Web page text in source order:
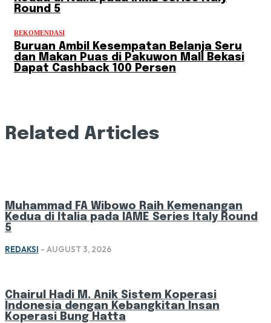
Round 5
REKOMENDASI
Buruan Ambil Kesempatan Belanja Seru
dan Makan Puas di Pakuwon Mall Bekasi
Dapat Cashback 100 Persen
Related Articles
Muhammad FA Wibowo Raih Kemenangan
Kedua di Italia pada IAME Series Italy Round
5
REDAKSI - AUGUST 3, 2026
Chairul Hadi M. Anik Sistem Koperasi
Indonesia dengan Kebangkitan Insan
Koperasi Bung Hatta